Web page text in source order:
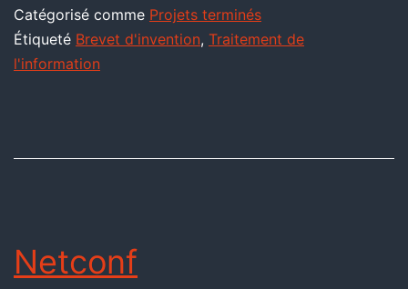
Catégorisé comme Projets terminés
Étiqueté Brevet d'invention, Traitement de
l'information
Netconf